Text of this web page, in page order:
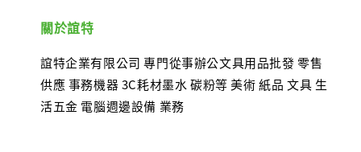
關於誼特
誼特企業有限公司 專門從事辦公文具用品批發 零售
供應 事務機器 3C耗材墨水 碳粉等 美術 紙品 文具 生
活五金 電腦週邊設備 業務